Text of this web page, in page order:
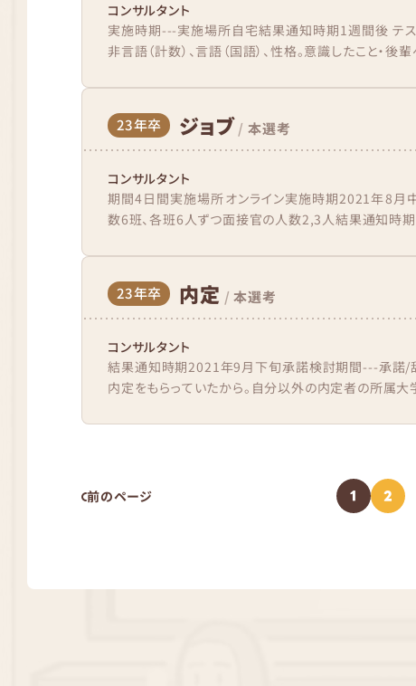
コンサルタント
実施時期---実施場所自宅結果通知時期1週間後 テス
非言語（計数）、言語（国語）、性格。意識したこと・後
23年卒 ジョブ / 本選考
コンサルタント
期間4日間実施場所オンライン実施時期2021年8
数6班、各班6人ずつ面接官の人数2,3人結果通知時
23年卒 内定 / 本選考
コンサルタント
結果通知時期2021年9月下旬承諾検討期間---承諾/
内定をもらっていたから。自分以外の内定者の所属
前のページ 1 2